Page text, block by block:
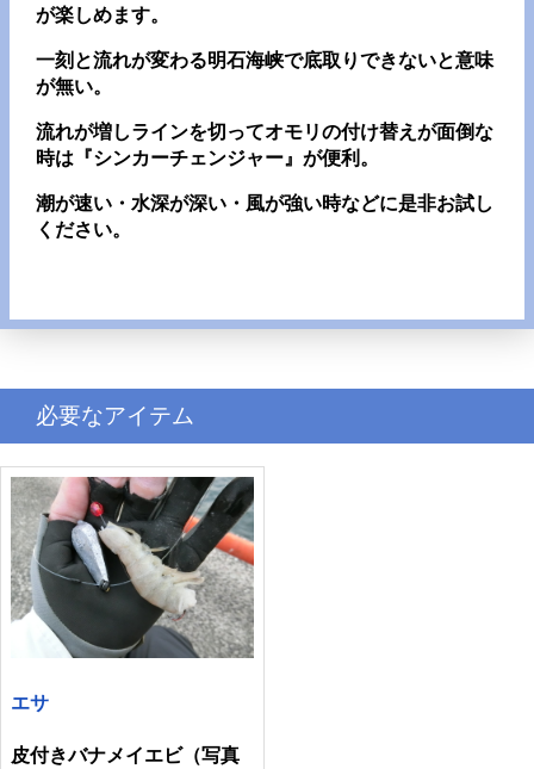
が楽しめます。
一刻と流れが変わる明石海峡で底取りできないと意味
が無い。
流れが増しラインを切ってオモリの付け替えが面倒な
時は『シンカーチェンジャー』が便利。
潮が速い・水深が深い・風が強い時などに是非お試し
ください。
必要なアイテム
エサ
皮付きバナメイエビ（写真